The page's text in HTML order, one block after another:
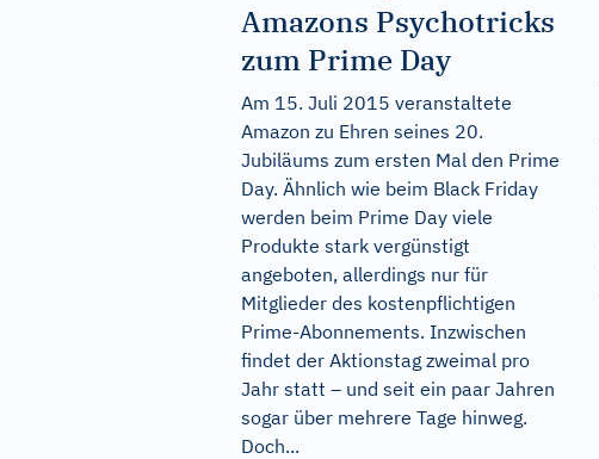
Amazons Psychotricks
zum Prime Day
Am 15. Juli 2015 veranstaltete
Amazon zu Ehren seines 20.
Jubiläums zum ersten Mal den Prime
Day. Ähnlich wie beim Black Friday
werden beim Prime Day viele
Produkte stark vergünstigt
angeboten, allerdings nur für
Mitglieder des kostenpflichtigen
Prime-Abonnements. Inzwischen
findet der Aktionstag zweimal pro
Jahr statt – und seit ein paar Jahren
sogar über mehrere Tage hinweg.
Doch...